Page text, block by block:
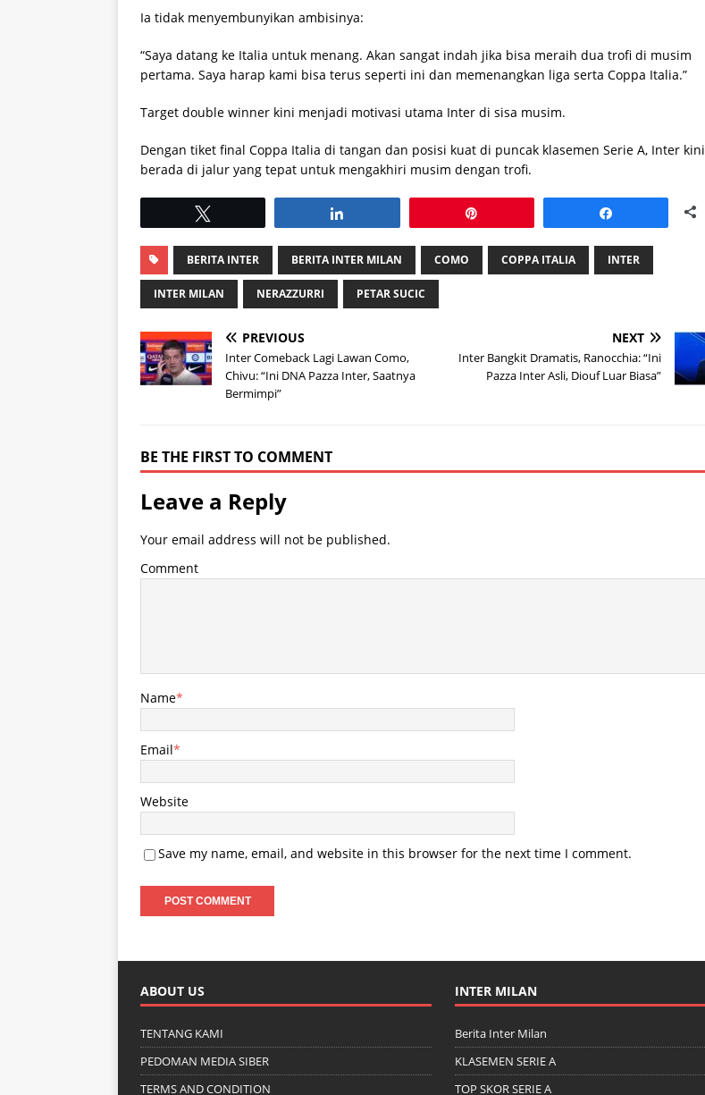
Ia tidak menyembunyikan ambisinya:
“Saya datang ke Italia untuk menang. Akan sangat indah jika bisa meraih dua trofi di musim
pertama. Saya harap kami bisa terus seperti ini dan memenangkan liga serta Coppa Italia.”
Target double winner kini menjadi motivasi utama Inter di sisa musim.
Dengan tiket final Coppa Italia di tangan dan posisi kuat di puncak klasemen Serie A, Inter kini
berada di jalur yang tepat untuk mengakhiri musim dengan trofi.
BERITA INTER BERITA INTER MILAN COMO COPPA ITALIA INTER
INTER MILAN NERAZZURRI PETAR SUCIC
PREVIOUS
Inter Comeback Lagi Lawan Como,
Chivu: “Ini DNA Pazza Inter, Saatnya
Bermimpi”
NEXT
Inter Bangkit Dramatis, Ranocchia: “Ini
Pazza Inter Asli, Diouf Luar Biasa”
BE THE FIRST TO COMMENT
Leave a Reply
Your email address will not be published.
Comment
Name*
Email*
Website
Save my name, email, and website in this browser for the next time I comment.
ABOUT US
TENTANG KAMI
PEDOMAN MEDIA SIBER
TERMS AND CONDITION
INTER MILAN
Berita Inter Milan
KLASEMEN SERIE A
TOP SKOR SERIE A